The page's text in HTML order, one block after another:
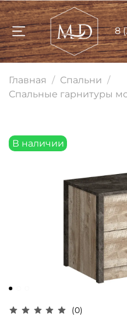
8
Главная
Спальни
Спальные гарнитуры
В наличии
(0)
Для клиентов всех банков
Разбейте
Добавляйте
в корзину
Оплачивайте
любого банка